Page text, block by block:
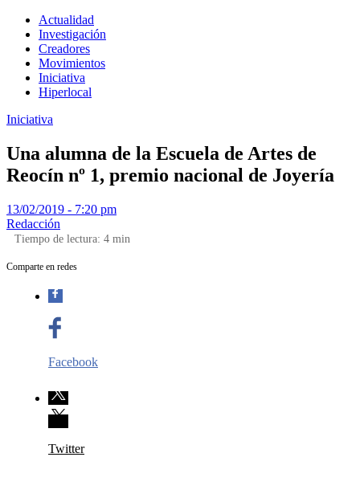
Actualidad
Investigación
Creadores
Movimientos
Iniciativa
Hiperlocal
Iniciativa
Una alumna de la Escuela de Artes de
Reocín nº 1, premio nacional de Joyería
13/02/2019 - 7:20 pm
Redacción
Tiempo de lectura: 4 min
Comparte en redes
Facebook
Twitter